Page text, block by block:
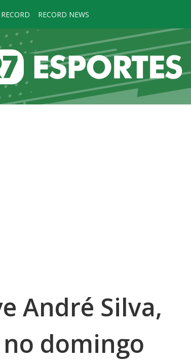
RECORD RECORD NEWS
André Silva,
domingo